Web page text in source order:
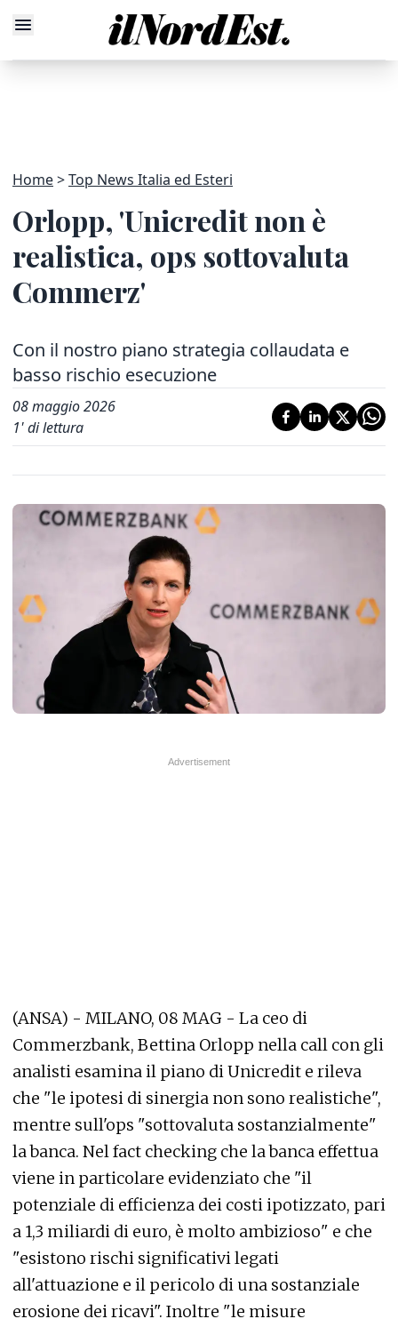
Home Top News Italia ed Esteri
Orlopp, 'Unicredit non è
realistica, ops sottovaluta
Commerz'
Con il nostro piano strategia collaudata e
basso rischio esecuzione
08 maggio 2026
1' di lettura
(ANSA) - MILANO, 08 MAG - La ceo di
Commerzbank, Bettina Orlopp nella call con gli
analisti esamina il piano di Unicredit e rileva
che "le ipotesi di sinergia non sono realistiche",
mentre sull'ops "sottovaluta sostanzialmente"
la banca. Nel fact checking che la banca effettua
viene in particolare evidenziato che "il
potenziale di efficienza dei costi ipotizzato, pari
a 1,3 miliardi di euro, è molto ambizioso" e che
"esistono rischi significativi legati
all'attuazione e il pericolo di una sostanziale
erosione dei ricavi". Inoltre "le misure